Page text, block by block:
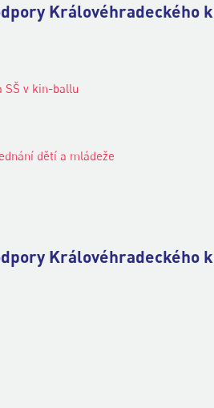
Královéhradeckého
SŠ v kin-ballu
dětí a mládeže
Královéhradeckého